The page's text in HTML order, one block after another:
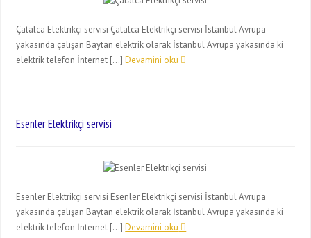
Çatalca Elektrikçi servisi Çatalca Elektrikçi servisi İstanbul Avrupa
yakasında çalışan Baytan elektrik olarak İstanbul Avrupa yakasında ki
elektrik telefon İnternet […]Devamini oku
Esenler Elektrikçi servisi
Esenler Elektrikçi servisi Esenler Elektrikçi servisi İstanbul Avrupa
yakasında çalışan Baytan elektrik olarak İstanbul Avrupa yakasında ki
elektrik telefon İnternet […]Devamini oku